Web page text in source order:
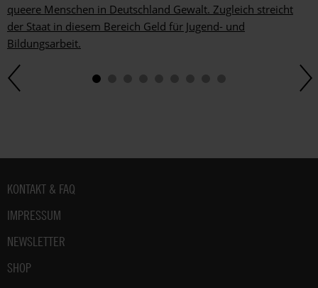
queere Menschen in Deutschland Gewalt. Zugleich streicht
der Staat in diesem Bereich Geld für Jugend- und
Bildungsarbeit.
Fußbereich
KONTAKT & FAQ
IMPRESSUM
NEWSLETTER
SHOP